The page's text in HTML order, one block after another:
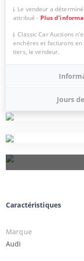
Le vendeur a
attribué - Plus
Classic Car Auctions
enchères et facturons
tiers, le vendeur.
Jours
Caractéristiques
Marque
Audi